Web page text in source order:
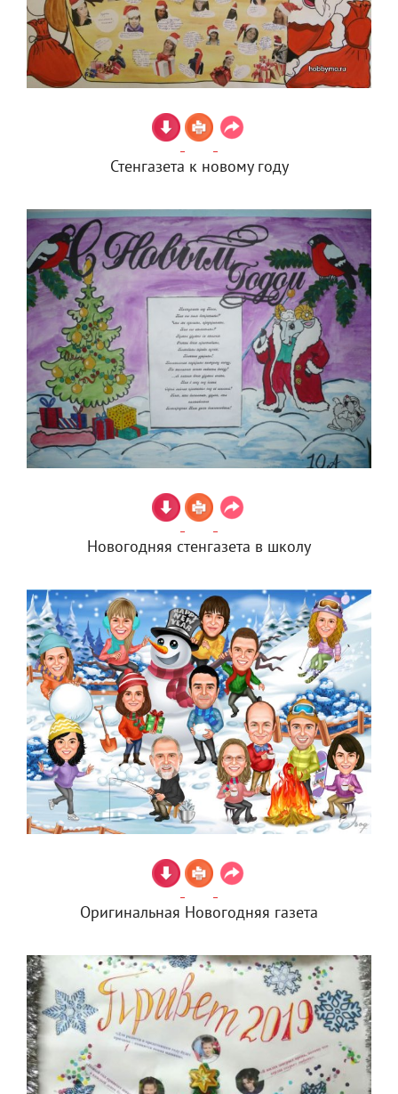
Стенгазета к новому году
Новогодняя стенгазета в школу
Оригинальная Новогодняя газета